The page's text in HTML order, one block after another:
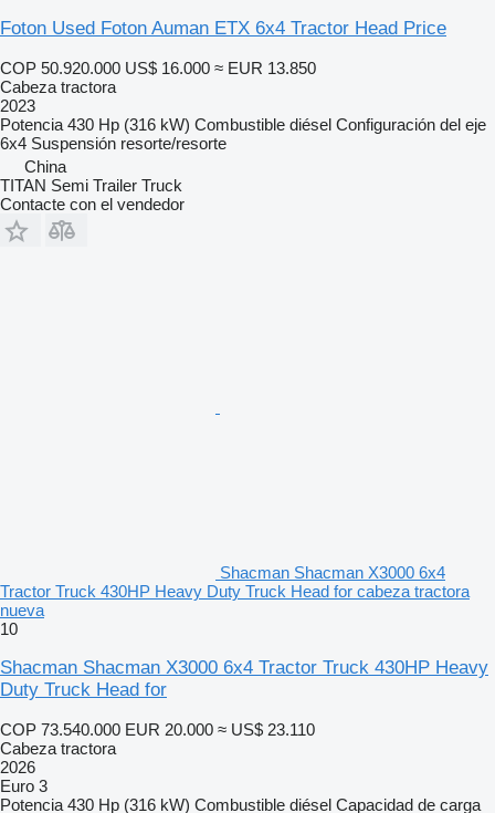
Foton Used Foton Auman ETX 6x4 Tractor Head Price
COP 50.920.000 US$ 16.000 ≈ EUR 13.850
Cabeza tractora
2023
Potencia 430 Hp (316 kW) Combustible diésel Configuración del eje
6x4 Suspensión resorte/resorte
China
TITAN Semi Trailer Truck
Contacte con el vendedor
Shacman Shacman X3000 6x4
Tractor Truck 430HP Heavy Duty Truck Head for cabeza tractora
nueva
10
Shacman Shacman X3000 6x4 Tractor Truck 430HP Heavy
Duty Truck Head for
COP 73.540.000 EUR 20.000 ≈ US$ 23.110
Cabeza tractora
2026
Euro 3
Potencia 430 Hp (316 kW) Combustible diésel Capacidad de carga